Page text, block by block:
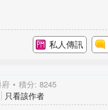
私人傳訊
府 積分: 8245
只看該作者